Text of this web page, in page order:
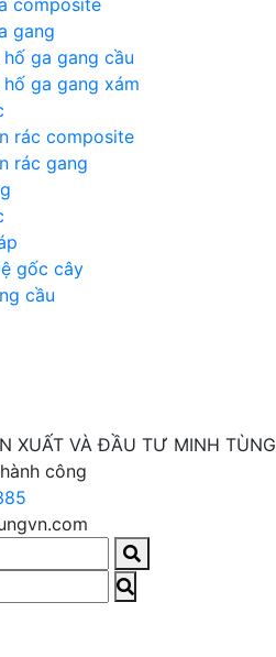
composite
gang
hố ga gang cầu
hố ga gang xám
rác composite
rác gang
gốc cây
cầu
XUẤT VÀ ĐẦU TƯ MINH TÙNG
công